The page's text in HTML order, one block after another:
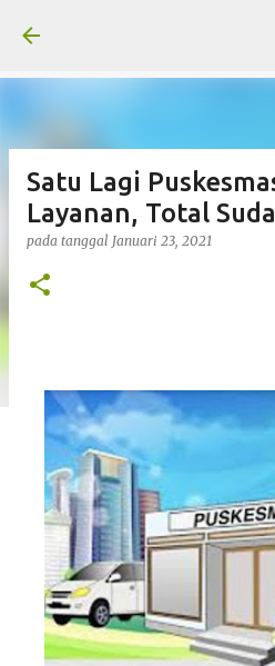
Satu Lagi
Layanan, Total
pada tanggal Januari 23, 2021